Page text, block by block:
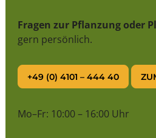
Fragen zur Pflanzung oder
gern persönlich.
+49 (0) 4101 – 444 40
Mo–Fr: 10:00 – 16:00 Uhr